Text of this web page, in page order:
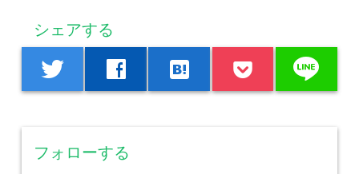
シェアする
twitter facebook hatenabookmark line
フォローする